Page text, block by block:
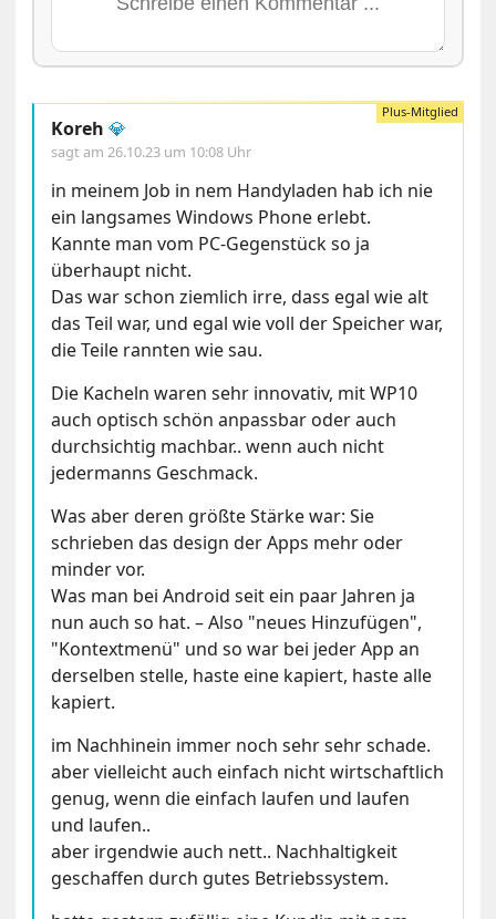
Koreh 💎
sagt am26.10.23 um 10:08 Uhr
in meinem Job in nem Handyladen hab ich nie
ein langsames Windows Phone erlebt.
Kannte man vom PC-Gegenstück so ja
überhaupt nicht.
Das war schon ziemlich irre, dass egal wie alt
das Teil war, und egal wie voll der Speicher war,
die Teile rannten wie sau.
Die Kacheln waren sehr innovativ, mit WP10
auch optisch schön anpassbar oder auch
durchsichtig machbar.. wenn auch nicht
jedermanns Geschmack.
Was aber deren größte Stärke war: Sie
schrieben das design der Apps mehr oder
minder vor.
Was man bei Android seit ein paar Jahren ja
nun auch so hat. – Also "neues Hinzufügen",
"Kontextmenü" und so war bei jeder App an
derselben stelle, haste eine kapiert, haste alle
kapiert.
im Nachhinein immer noch sehr sehr schade.
aber vielleicht auch einfach nicht wirtschaftlich
genug, wenn die einfach laufen und laufen
und laufen..
aber irgendwie auch nett.. Nachhaltigkeit
geschaffen durch gutes Betriebssystem.